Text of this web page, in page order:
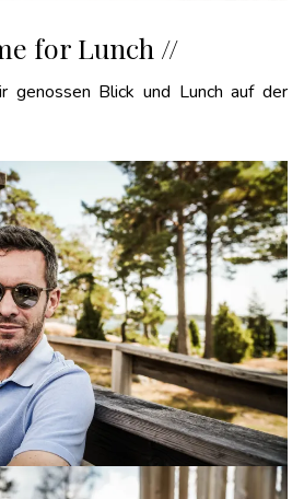
for Lunch //
genossen Blick und Lunch auf der